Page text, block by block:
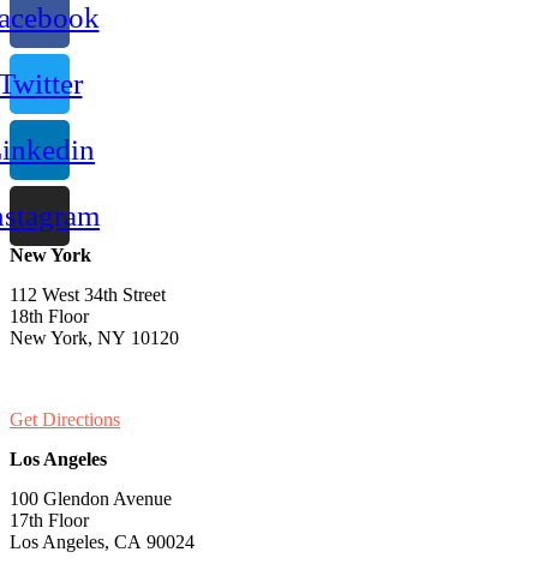
New York
112 West 34th Street
18th Floor
New York, NY 10120
Get Directions
Los Angeles
100 Glendon Avenue
17th Floor
Los Angeles, CA 90024